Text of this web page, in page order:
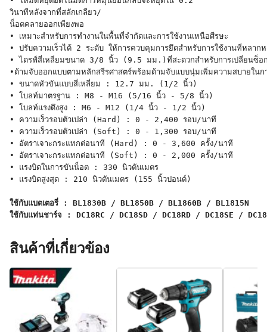
วินาทีหลังจากที่สลักเกลียว/
น็อตคลายออกเพียงพอ
• เหมาะสำหรับการทำงานในพื้นที่จำกัดและการใช้งานเหนือศีรษะ
• ปรับความเร็วได้ 2 ระดับ ให้การควบคุมการยึดสำหรับการใช้งานที่หลาก
• ไดรฟ์สี่เหลี่ยมขนาด 3/8 นิ้ว (9.5 มม.)ที่สะดวกสำหรับการเปลี่ยนซ็อกเ
•ด้ามจับออกแบบตามหลักสรีรศาสตร์พร้อมด้ามจับแบบนุ่มเพิ่มความสบายในก
• ขนาดหัวขันแบบสี่เหลี่ยม : 12.7 มม. (1/2 นิ้ว)
• โบลท์มาตรฐาน : M8 - M16 (5/16 นิ้ว - 5/8 นิ้ว)
• โบลท์แรงดึงสูง : M6 - M12 (1/4 นิ้ว - 1/2 นิ้ว)
• ความเร็วรอบตัวเปล่า (Hard) : 0 - 2,400 รอบ/นาที
• ความเร็วรอบตัวเปล่า (Soft) : 0 - 1,300 รอบ/นาที
• อัตราเจาะกระแทกต่อนาที (Hard) : 0 - 3,600 ครั้ง/นาที
• อัตราเจาะกระแทกต่อนาที (Soft) : 0 - 2,000 ครั้ง/นาที
• แรงบิดในการขันน็อต : 330 นิวตันเมตร
• แรงบิดสูงสุด : 210 นิวตันเมตร (155 นิ้วปอนด์)
ใช้กับแบตเตอรี่ : BL1830B / BL1850B / BL1860B / BL1815N
ใช้กับแท่นชาร์จ : DC18RC / DC18SD / DC18RD / DC18SE /
สินค้าที่เกี่ยวข้อง